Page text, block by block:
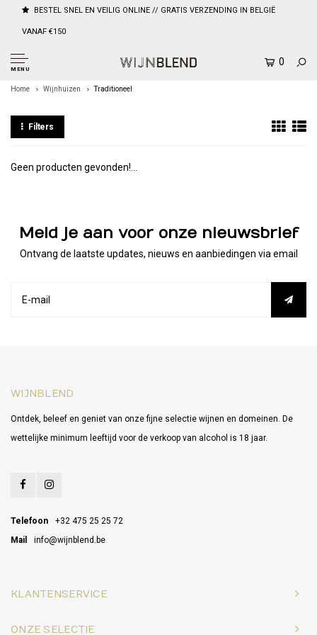
BESTEL SNEL EN VEILIG ONLINE // GRATIS VERZENDING IN BELGIË
VANAF €150
MENU
0
Home Wijnhuizen Traditioneel
Filters
Geen producten gevonden!...
Meld je aan voor onze nieuwsbrief
Ontvang de laatste updates, nieuws en aanbiedingen via email
WIJNBLEND
Ontdek, beleef en geniet van onze fijne selectie wijnen en domeinen. De
wettelijke minimum leeftijd voor de verkoop van alcohol is 18 jaar.
Telefoon
+32 475 25 25 72
Mail
info@wijnblend.be
KLANTENSERVICE
ONZE SELECTIE